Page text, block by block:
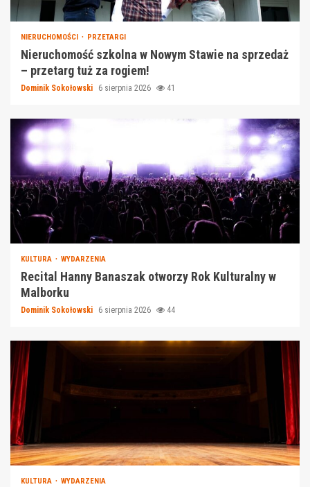
NIERUCHOMOŚCI PRZETARGI
Nieruchomość szkolna w Nowym Stawie na sprzedaż
– przetarg tuż za rogiem!
Dominik Sokołowski 6 sierpnia 2026 41
KULTURA WYDARZENIA
Recital Hanny Banaszak otworzy Rok Kulturalny w
Malborku
Dominik Sokołowski 6 sierpnia 2026 44
KULTURA WYDARZENIA